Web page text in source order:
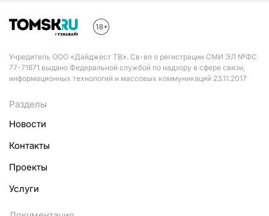
Учредитель ООО «Дайджест ТВ». Св-во о регистрации СМИ ЭЛ №ФС
77-71671 выдано Федеральной службой по надзору в сфере связи,
информационных технологий и массовых коммуникаций 23.11.2017
Разделы
Новости
Контакты
Проекты
Услуги